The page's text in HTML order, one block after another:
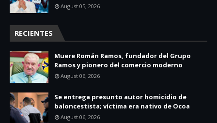
August 05, 2026
RECIENTES
Muere Román Ramos, fundador del Grupo
Ramos y pionero del comercio moderno
August 06, 2026
Se entrega presunto autor homicidio de
baloncestista; víctima era nativo de Ocoa
August 06, 2026